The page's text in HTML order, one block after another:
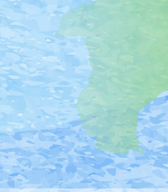
位
置
を
記
し
た
地
図。
神